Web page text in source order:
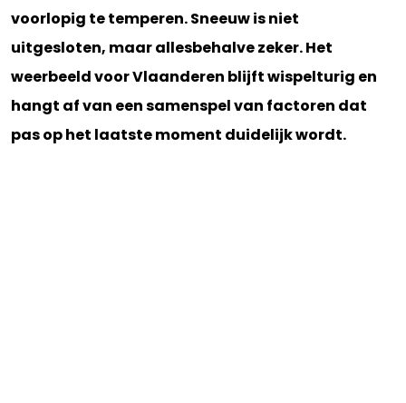
voorlopig te temperen. Sneeuw is niet
uitgesloten, maar allesbehalve zeker. Het
weerbeeld voor Vlaanderen blijft wispelturig en
hangt af van een samenspel van factoren dat
pas op het laatste moment duidelijk wordt.